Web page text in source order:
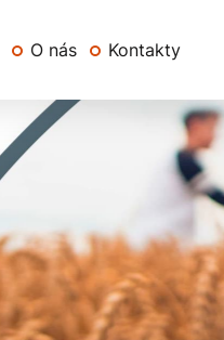
O nás Kontakty